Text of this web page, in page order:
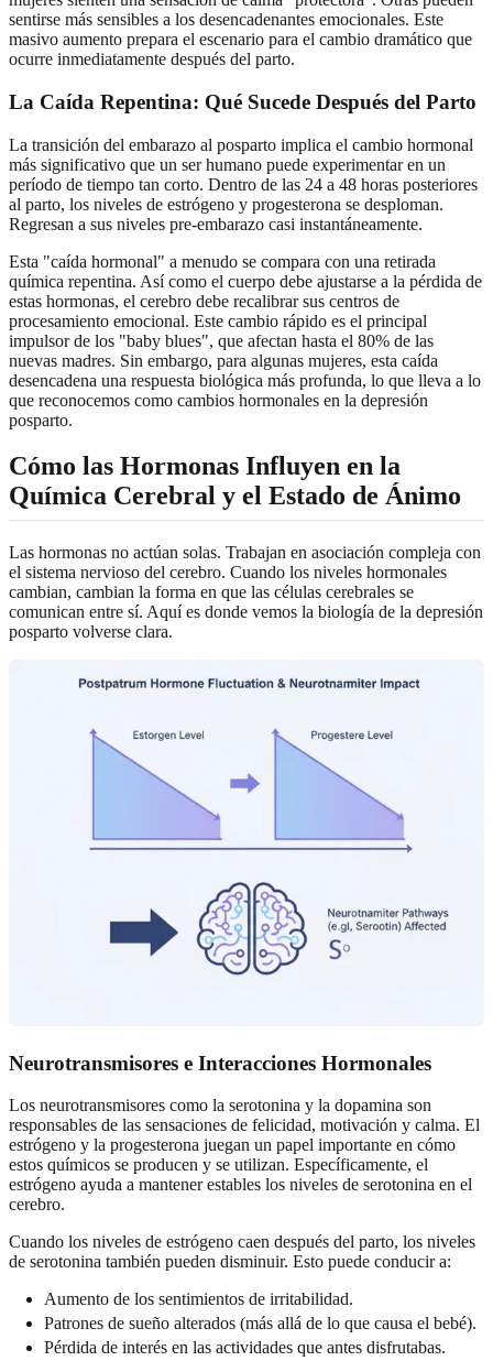
sentirse más sensibles a los desencadenantes emocionales. Este
masivo aumento prepara el escenario para el cambio dramático que
ocurre inmediatamente después del parto.
La Caída Repentina: Qué Sucede Después del Parto
La transición del embarazo al posparto implica el cambio hormonal
más significativo que un ser humano puede experimentar en un
período de tiempo tan corto. Dentro de las 24 a 48 horas posteriores
al parto, los niveles de estrógeno y progesterona se desploman.
Regresan a sus niveles pre-embarazo casi instantáneamente.
Esta "caída hormonal" a menudo se compara con una retirada
química repentina. Así como el cuerpo debe ajustarse a la pérdida de
estas hormonas, el cerebro debe recalibrar sus centros de
procesamiento emocional. Este cambio rápido es el principal
impulsor de los "baby blues", que afectan hasta el 80% de las
nuevas madres. Sin embargo, para algunas mujeres, esta caída
desencadena una respuesta biológica más profunda, lo que lleva a lo
que reconocemos como cambios hormonales en la depresión
posparto.
Cómo las Hormonas Influyen en la
Química Cerebral y el Estado de Ánimo
Las hormonas no actúan solas. Trabajan en asociación compleja con
el sistema nervioso del cerebro. Cuando los niveles hormonales
cambian, cambian la forma en que las células cerebrales se
comunican entre sí. Aquí es donde vemos la biología de la depresión
posparto volverse clara.
Neurotransmisores e Interacciones Hormonales
Los neurotransmisores como la serotonina y la dopamina son
responsables de las sensaciones de felicidad, motivación y calma. El
estrógeno y la progesterona juegan un papel importante en cómo
estos químicos se producen y se utilizan. Específicamente, el
estrógeno ayuda a mantener estables los niveles de serotonina en el
cerebro.
Cuando los niveles de estrógeno caen después del parto, los niveles
de serotonina también pueden disminuir. Esto puede conducir a:
Aumento de los sentimientos de irritabilidad.
Patrones de sueño alterados (más allá de lo que causa el bebé).
Pérdida de interés en las actividades que antes disfrutabas.